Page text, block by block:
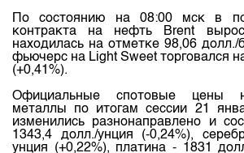
По состоянию на 08:00 мск в
контракта на нефть Brent
находилась на отметке 98,06 долл./
фьючерс на Light Sweet торговался
(+0,41%).
Официальные спотовые цены
металлы по итогам сессии 21
изменились разнонаправлено и
1343,4 долл./унция (-0,24%),
унция (+0,22%), платина - 1831